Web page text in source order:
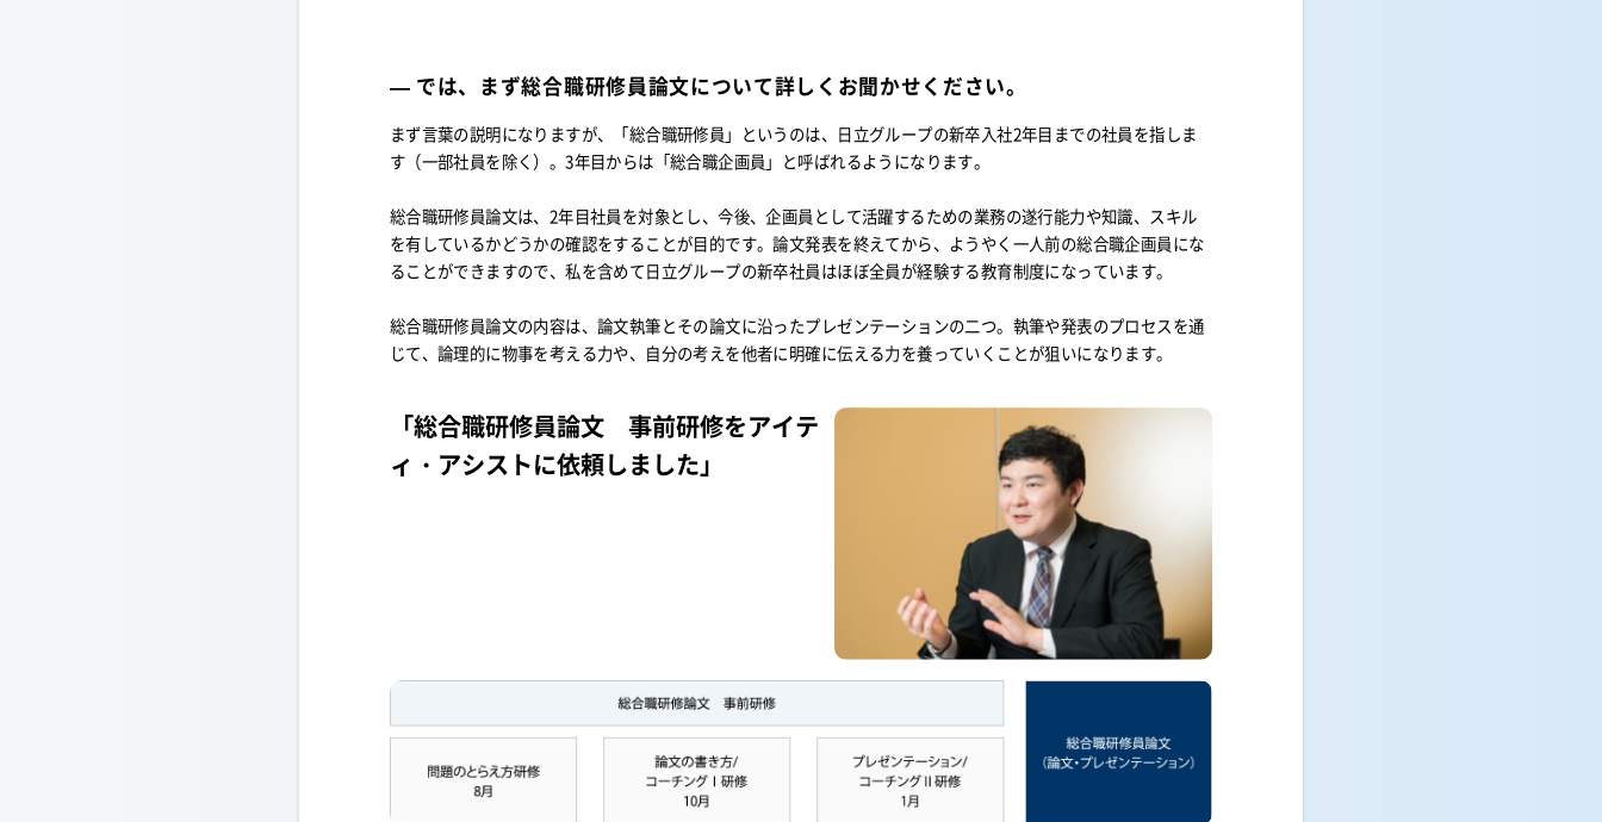
— では、まず総合職研修員論文について詳しくお聞かせください。
まず言葉の説明になりますが、「総合職研修員」というのは、日立グループの新卒入社2年目までの社員を指しま
す（一部社員を除く）。3年目からは「総合職企画員」と呼ばれるようになります。
総合職研修員論文は、2年目社員を対象とし、今後、企画員として活躍するための業務の遂行能力や知識、スキル
を有しているかどうかの確認をすることが目的です。論文発表を終えてから、ようやく一人前の総合職企画員にな
ることができますので、私を含めて日立グループの新卒社員はほぼ全員が経験する教育制度になっています。
総合職研修員論文の内容は、論文執筆とその論文に沿ったプレゼンテーションの二つ。執筆や発表のプロセスを通
じて、論理的に物事を考える力や、自分の考えを他者に明確に伝える力を養っていくことが狙いになります。
「総合職研修員論文 事前研修をアイテ
ィ・アシストに依頼しました」